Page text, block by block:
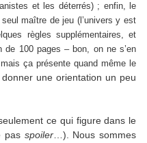
et les déterrés) ; enfin, le
maître de jeu (l’univers y est
règles supplémentaires, et
100 pages – bon, on ne s’en
ça présente quand même le
une orientation un peu
ce qui figure dans le
pas spoiler…). Nous sommes